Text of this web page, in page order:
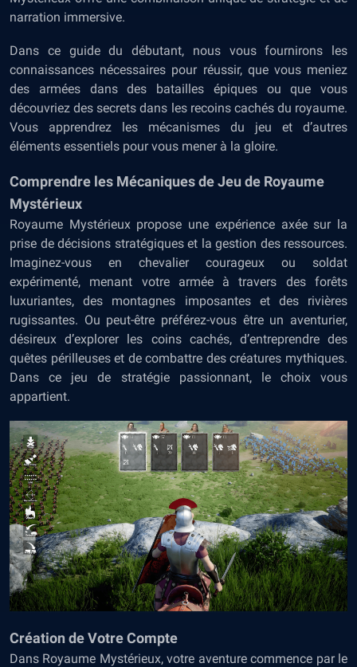
narration immersive.
Dans ce guide du débutant, nous vous fournirons les
connaissances nécessaires pour réussir, que vous meniez
des armées dans des batailles épiques ou que vous
découvriez des secrets dans les recoins cachés du royaume.
Vous apprendrez les mécanismes du jeu et d’autres
éléments essentiels pour vous mener à la gloire.
Comprendre les Mécaniques de Jeu de Royaume
Mystérieux
Royaume Mystérieux propose une expérience axée sur la
prise de décisions stratégiques et la gestion des ressources.
Imaginez-vous en chevalier courageux ou soldat
expérimenté, menant votre armée à travers des forêts
luxuriantes, des montagnes imposantes et des rivières
rugissantes. Ou peut-être préférez-vous être un aventurier,
désireux d’explorer les coins cachés, d’entreprendre des
quêtes périlleuses et de combattre des créatures mythiques.
Dans ce jeu de stratégiepassionnant, le choix vous
appartient.
Création de Votre Compte
Dans Royaume Mystérieux, votre aventure commence par le